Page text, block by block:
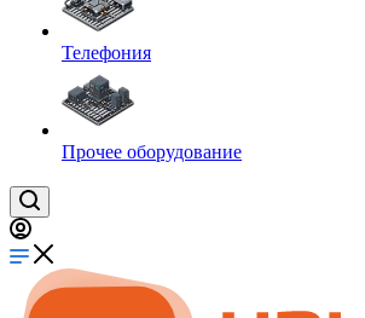
Телефония
Прочее оборудование